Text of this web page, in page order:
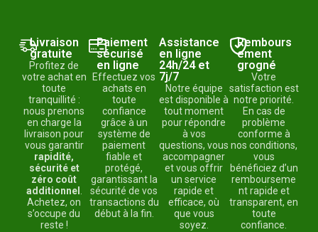
Livraison
gratuite
Profitez de
votre achat en
toute
tranquillité :
nous prenons
en charge la
livraison pour
vous garantir
rapidité,
sécurité et
zéro coût
additionnel
Achetez, on
s’occupe du
reste !
Paiement
sécurisé
en ligne
Effectuez vos
achats en
toute
confiance
grâce à un
système de
paiement
fiable et
protégé,
garantissant la
sécurité de vos
transactions du
début à la fin.
Assistance
en ligne
24h/24 et
7j/7
Notre équipe
est disponible à
tout moment
pour répondre
à vos
questions, vous
accompagner
et vous offrir
un service
rapide et
efficace, où
que vous
soyez.
Rembours
ement
grogné
Votre
satisfaction est
notre priorité.
En cas de
problème
conforme à
nos conditions,
vous
bénéficiez d’un
rembourseme
nt rapide et
transparent, en
toute
confiance.